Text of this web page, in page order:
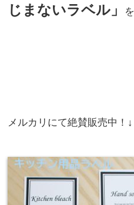
じまないラベル」
メルカリにて絶賛販売中！↓